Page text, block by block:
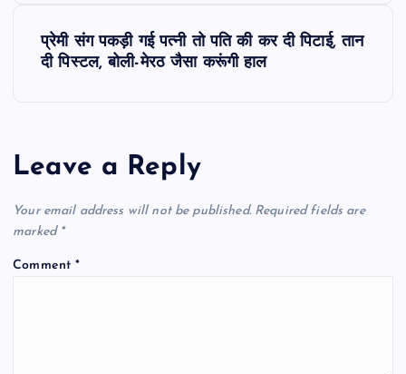
a
v
i
प्रेमी संग पकड़ी गई पत्नी तो पति की कर दी पिटाई, तान
दी पिस्टल, बोली-मेरठ जैसा करूंगी हाल
Leave a Reply
Your email address will not be published. Required fields are
marked *
Comment*